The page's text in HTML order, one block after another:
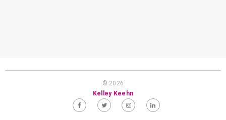
© 2026
Kelley Keehn